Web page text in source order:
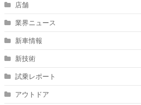
店舗
業界ニュース
新車情報
新技術
試乗レポート
アウトドア